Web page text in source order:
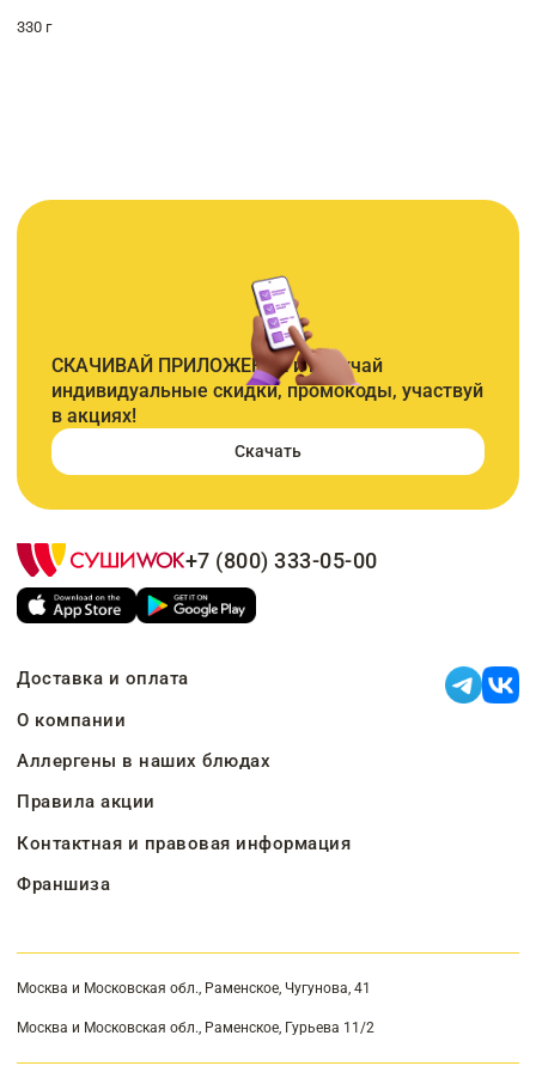
330 г
СКАЧИВАЙ ПРИЛОЖЕНИЕ и получай
индивидуальные скидки, промокоды, участвуй
в акциях!
Скачать
+7 (800) 333-05-00
Доставка и оплата
О компании
Аллергены в наших блюдах
Правила акции
Контактная и правовая информация
Франшиза
Москва и Московская обл., Раменское, Чугунова, 41
Москва и Московская обл., Раменское, Гурьева 11/2